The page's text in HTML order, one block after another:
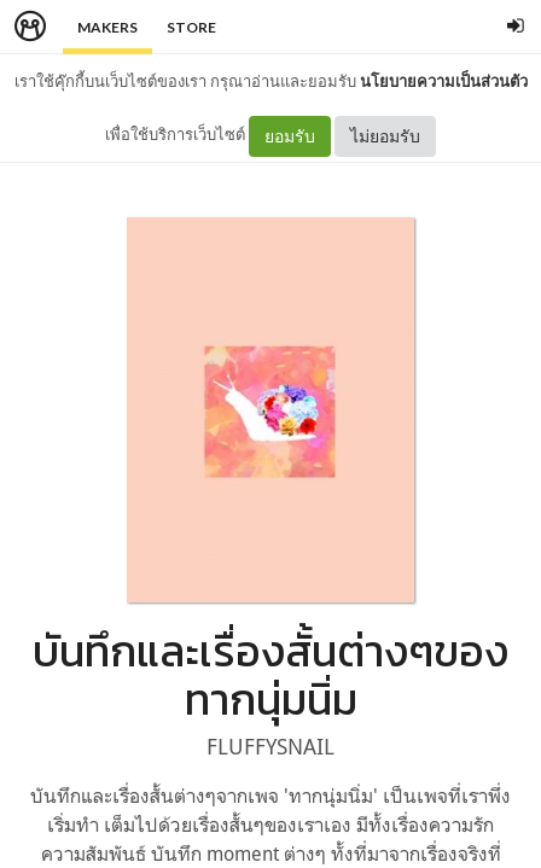
MAKERS STORE
เราใช้คุ๊กกี้บนเว็บไซต์ของเรา กรุณาอ่านและยอมรับนโยบายความเป็นส่วนตัว
เพื่อใช้บริการเว็บไซต์ ยอมรับ ไม่ยอมรับ
บันทึกและเรื่องสั้นต่างๆของ
ทากนุ่มนิ่ม
FLUFFYSNAIL
บันทึกและเรื่องสั้นต่างๆจากเพจ 'ทากนุ่มนิ่ม' เป็นเพจที่เราพึ่ง
เริ่มทำ เต็มไปด้วยเรื่องสั้นๆของเราเอง มีทั้งเรื่องความรัก
ความสัมพันธ์ บันทึก moment ต่างๆ ทั้งที่มาจากเรื่องจริงที่